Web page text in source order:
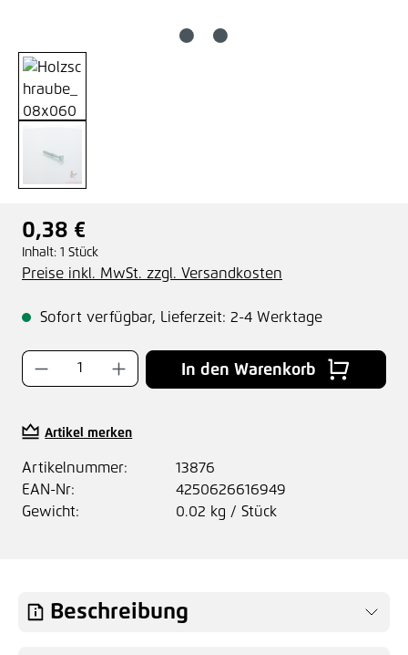
Regulärer Preis:
0,38 €
Inhalt: 1 Stück
Preise inkl. MwSt. zzgl. Versandkosten
Sofort verfügbar, Lieferzeit: 2-4 Werktage
Produkt Anzahl: Gib den gewünschten
In den Warenkorb
Artikel merken
Artikelnummer:
13876
EAN-Nr:
4250626616949
Gewicht:
0.02 kg / Stück
Beschreibung